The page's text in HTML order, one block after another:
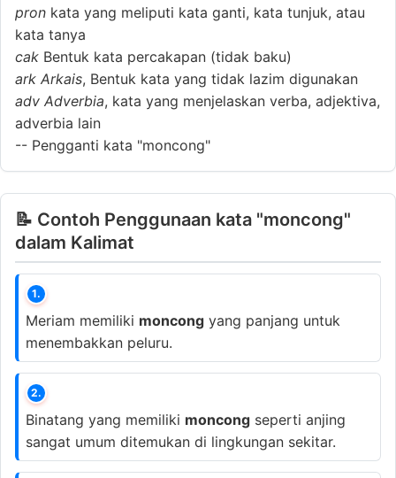
pron kata yang meliputi kata ganti, kata tunjuk, atau
kata tanya
cak Bentuk kata percakapan (tidak baku)
ark Arkais, Bentuk kata yang tidak lazim digunakan
adv Adverbia, kata yang menjelaskan verba, adjektiva,
adverbia lain
-- Pengganti kata "moncong"
📝 Contoh Penggunaan kata "moncong"
dalam Kalimat
1.
Meriam memiliki moncong yang panjang untuk
menembakkan peluru.
2.
Binatang yang memiliki moncong seperti anjing
sangat umum ditemukan di lingkungan sekitar.